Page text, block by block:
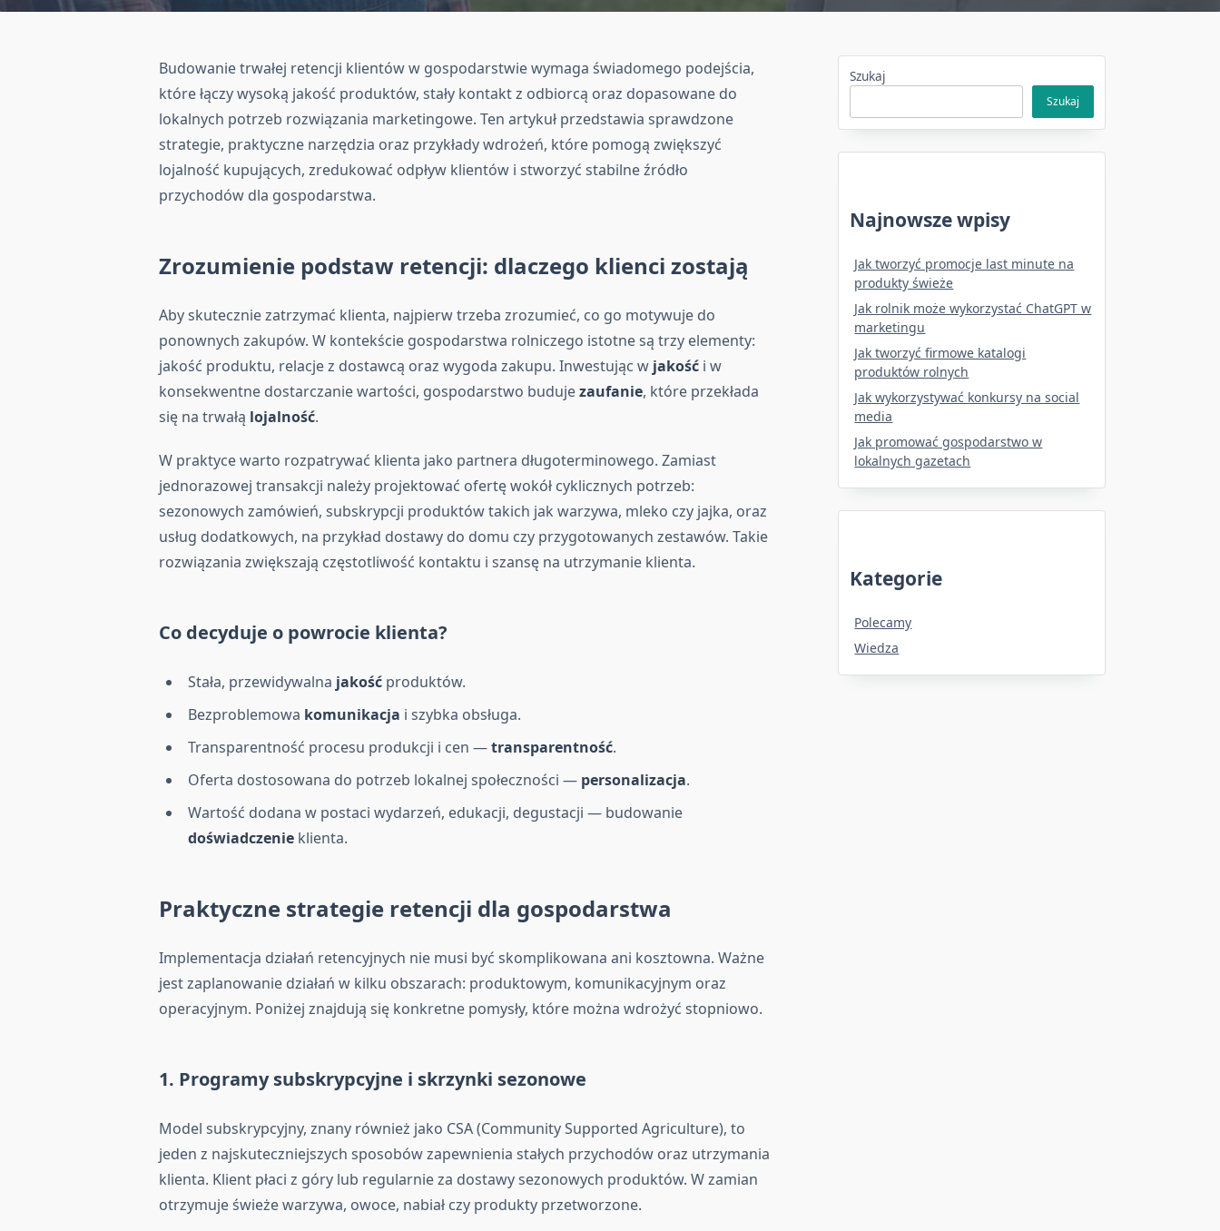
Budowanie trwałej retencji klientów w gospodarstwie wymaga świadomego podejścia,
które łączy wysoką jakość produktów, stały kontakt z odbiorcą oraz dopasowane do
lokalnych potrzeb rozwiązania marketingowe. Ten artykuł przedstawia sprawdzone
strategie, praktyczne narzędzia oraz przykłady wdrożeń, które pomogą zwiększyć
lojalność kupujących, zredukować odpływ klientów i stworzyć stabilne źródło
przychodów dla gospodarstwa.
Zrozumienie podstaw retencji: dlaczego klienci zostają
Aby skutecznie zatrzymać klienta, najpierw trzeba zrozumieć, co go motywuje do
ponownych zakupów. W kontekście gospodarstwa rolniczego istotne są trzy elementy:
jakość produktu, relacje z dostawcą oraz wygoda zakupu. Inwestując w jakość i w
konsekwentne dostarczanie wartości, gospodarstwo budujezaufanie, które przekłada
się na trwałą lojalność.
W praktyce warto rozpatrywać klienta jako partnera długoterminowego. Zamiast
jednorazowej transakcji należy projektować ofertę wokół cyklicznych potrzeb:
sezonowych zamówień, subskrypcji produktów takich jak warzywa, mleko czy jajka, oraz
usług dodatkowych, na przykład dostawy do domu czy przygotowanych zestawów. Takie
rozwiązania zwiększają częstotliwość kontaktu i szansę na utrzymanie klienta.
Co decyduje o powrocie klienta?
Stała, przewidywalna jakość produktów.
Bezproblemowa komunikacja i szybka obsługa.
Transparentność procesu produkcji i cen —transparentność.
Oferta dostosowana do potrzeb lokalnej społeczności — personalizacja.
Wartość dodana w postaci wydarzeń, edukacji, degustacji — budowanie
doświadczenie klienta.
Praktyczne strategie retencji dla gospodarstwa
Implementacja działań retencyjnych nie musi być skomplikowana ani kosztowna. Ważne
jest zaplanowanie działań w kilku obszarach: produktowym, komunikacyjnym oraz
operacyjnym. Poniżej znajdują się konkretne pomysły, które można wdrożyć stopniowo.
1. Programy subskrypcyjne i skrzynki sezonowe
Model subskrypcyjny, znany również jako CSA (Community Supported Agriculture), to
jeden z najskuteczniejszych sposobów zapewnienia stałych przychodów oraz utrzymania
klienta. Klient płaci z góry lub regularnie za dostawy sezonowych produktów. W zamian
otrzymuje świeże warzywa, owoce, nabiał czy produkty przetworzone.
Szukaj
Szukaj
Najnowsze wpisy
Jak tworzyć promocje last minute na
produkty świeże
Jak rolnik może wykorzystać ChatGPT w
marketingu
Jak tworzyć firmowe katalogi
produktów rolnych
Jak wykorzystywać konkursy na social
media
Jak promować gospodarstwo w
lokalnych gazetach
Kategorie
Polecamy
Wiedza